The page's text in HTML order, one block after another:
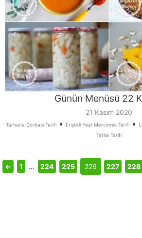
Günün Menüsü 22
21 Kasım 2020
Tarhana Çorbası Tarifi • Erişteli Yeşil Mercimek Tarifi •
Tatlısı Tarifi
← 1 … 224 225 226 227 228